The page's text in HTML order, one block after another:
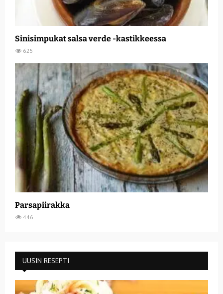
Sinisimpukat salsa verde -kastikkeessa
625
Parsapiirakka
446
UUSIN RESEPTI